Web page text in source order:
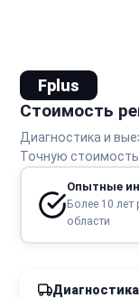
Fplus
Стоимость
Диагностика и
Точную
Опытные
Более 10
области